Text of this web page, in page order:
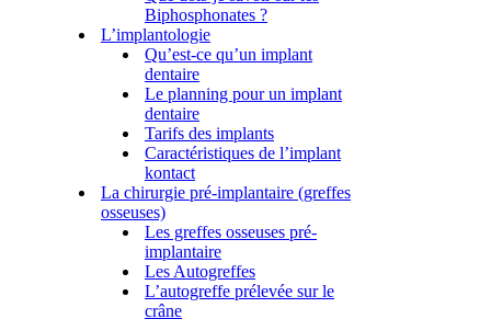
Biphosphonates ?
L’implantologie
Qu’est-ce qu’un implant
dentaire
Le planning pour un implant
dentaire
Tarifs des implants
Caractéristiques de l’implant
kontact
La chirurgie pré-implantaire (greffes
osseuses)
Les greffes osseuses pré-
implantaire
Les Autogreffes
L’autogreffe prélevée sur le
crâne